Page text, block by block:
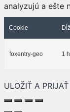
analyzujú a ešte
Cookie
foxentry-geo 1
ULOŽIŤ A PRIJAŤ